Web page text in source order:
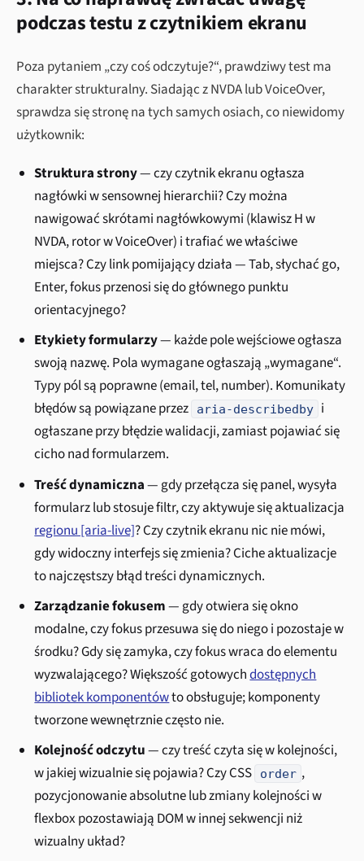
podczas testu z czytnikiem ekranu
Poza pytaniem „czy coś odczytuje?“, prawdziwy test ma
charakter strukturalny. Siadając z NVDA lub VoiceOver,
sprawdza się stronę na tych samych osiach, co niewidomy
użytkownik:
Struktura strony— czy czytnik ekranu ogłasza
nagłówki w sensownej hierarchii? Czy można
nawigować skrótami nagłówkowymi (klawisz H w
NVDA, rotor w VoiceOver) i trafiać we właściwe
miejsca? Czy link pomijający działa — Tab, słychać go,
Enter, fokus przenosi się do głównego punktu
orientacyjnego?
Etykiety formularzy— każde pole wejściowe ogłasza
swoją nazwę. Pola wymagane ogłaszają „wymagane“.
Typy pól są poprawne (email, tel, number). Komunikaty
błędów są powiązane przez
aria-describedby i
ogłaszane przy błędzie walidacji, zamiast pojawiać się
cicho nad formularzem.
Treść dynamiczna— gdy przełącza się panel, wysyła
formularz lub stosuje filtr, czy aktywuje się aktualizacja
regionu [aria-live]? Czy czytnik ekranu nic nie mówi,
gdy widoczny interfejs się zmienia? Ciche aktualizacje
to najczęstszy błąd treści dynamicznych.
Zarządzanie fokusem— gdy otwiera się okno
modalne, czy fokus przesuwa się do niego i pozostaje w
środku? Gdy się zamyka, czy fokus wraca do elementu
wyzwalającego? Większość gotowychdostępnych
bibliotek komponentówto obsługuje; komponenty
tworzone wewnętrznie często nie.
Kolejność odczytu— czy treść czyta się w kolejności,
w jakiej wizualnie się pojawia? Czy CSS
order ,
pozycjonowanie absolutne lub zmiany kolejności w
flexbox pozostawiają DOM w innej sekwencji niż
wizualny układ?